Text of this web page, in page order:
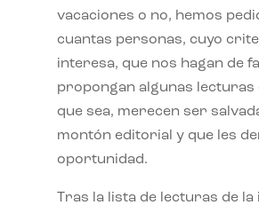
vacaciones o no, hemos
cuantas personas, cuyo
interesa, que nos hagan de
propongan algunas lecturas
que sea, merecen ser
montón editorial y que les
oportunidad.
Tras la lista de lecturas de